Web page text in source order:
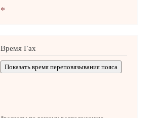
*
Время Гах
Показать время переповязывания пояса